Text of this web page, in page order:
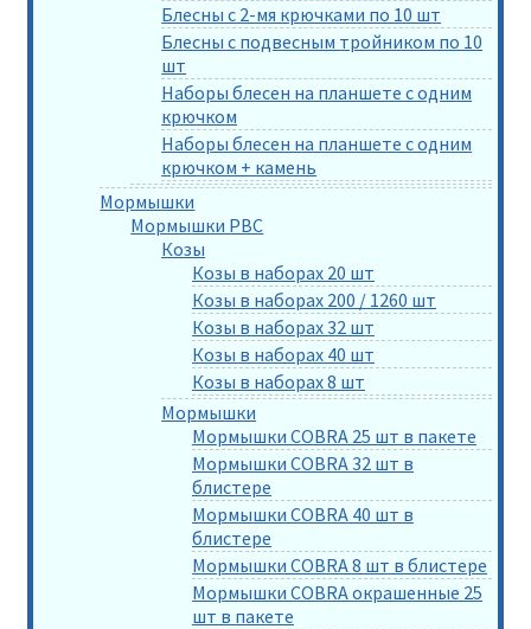
Блесны с 2-мя крючками по 10 шт
Блесны с подвесным тройником по 10
шт
Наборы блесен на планшете с одним
крючком
Наборы блесен на планшете с одним
крючком + камень
Мормышки
Мормышки РВС
Козы
Козы в наборах 20 шт
Козы в наборах 200 / 1260 шт
Козы в наборах 32 шт
Козы в наборах 40 шт
Козы в наборах 8 шт
Мормышки
Мормышки COBRA 25 шт в пакете
Мормышки COBRA 32 шт в
блистере
Мормышки COBRA 40 шт в
блистере
Мормышки COBRA 8 шт в блистере
Мормышки COBRA окрашенные 25
шт в пакете